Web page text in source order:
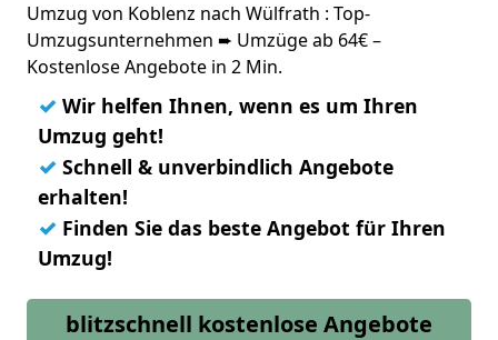
Umzug von Koblenz nach Wülfrath : Top-
Umzugsunternehmen ➨ Umzüge ab 64€ –
Kostenlose Angebote in 2 Min.
✓ Wir helfen Ihnen, wenn es um Ihren
Umzug geht!
✓ Schnell & unverbindlich Angebote
erhalten!
✓ Finden Sie das beste Angebot für Ihren
Umzug!
blitzschnell kostenlose Angebote